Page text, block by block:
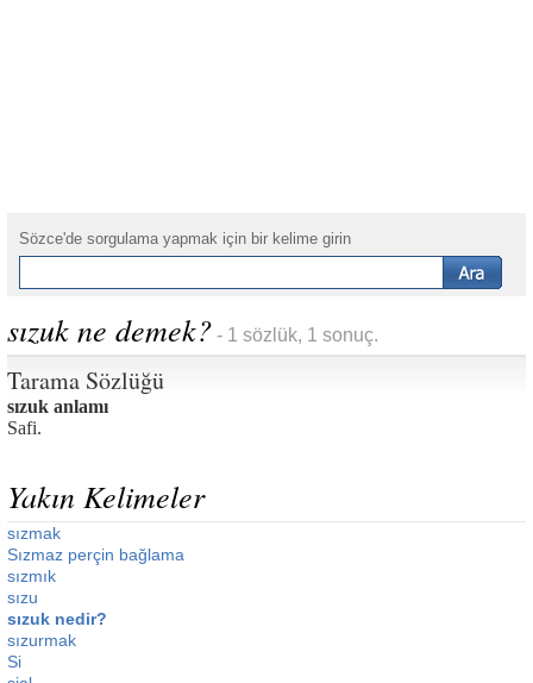
Sözce'de sorgulama yapmak için bir kelime girin
sızuk ne demek? - 1 sözlük, 1 sonuç.
Tarama Sözlüğü
sızuk anlamı
Safi.
Yakın Kelimeler
sızmak
Sızmaz perçin bağlama
sızmık
sızu
sızuk nedir?
sızurmak
Si